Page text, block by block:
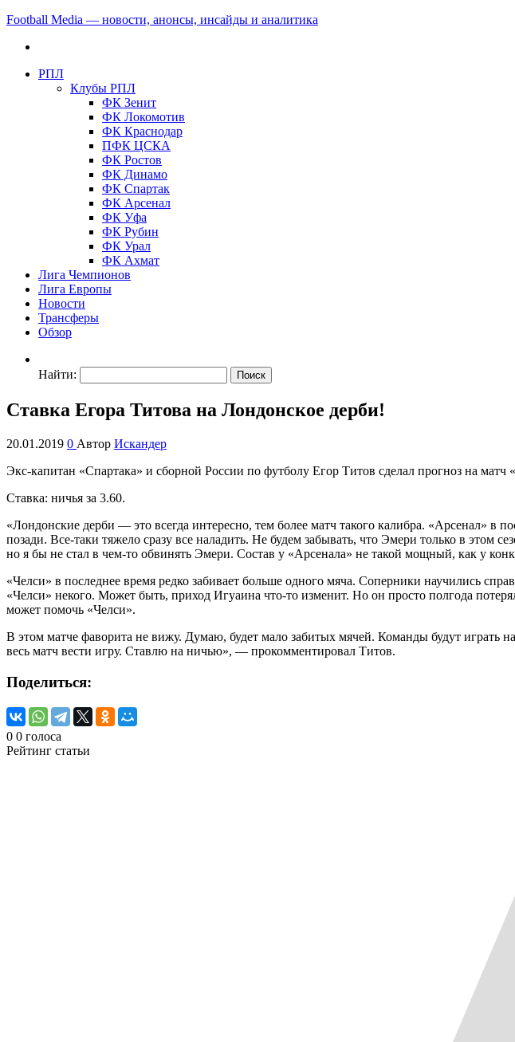
Football Media — новости, анонсы, инсайды и аналитика
РПЛ
Клубы РПЛ
ФК Зенит
ФК Локомотив
ФК Краснодар
ПФК ЦСКА
ФК Ростов
ФК Динамо
ФК Спартак
ФК Арсенал
ФК Уфа
ФК Рубин
ФК Урал
ФК Ахмат
Лига Чемпионов
Лига Европы
Новости
Трансферы
Обзор
Найти:
Ставка Егора Титова на Лондонское дерби!
20.01.2019 0 Автор Искандер
Экс-капитан «Спартака» и сборной России по футболу Егор Титов сделал прогноз на
Ставка: ничья за 3.60.
«Лондонские дерби — это всегда интересно, тем более матч такого калибра. «Арсенал» в
позади. Все-таки тяжело сразу все наладить. Не будем забывать, что Эмери только в этом
но я бы не стал в чем-то обвинять Эмери. Состав у «Арсенала» не такой мощный, как у
«Челси» в последнее время редко забивает больше одного мяча. Соперники научились
«Челси» некого. Может быть, приход Игуаина что-то изменит. Но он просто полгода
может помочь «Челси».
В этом матче фаворита не вижу. Думаю, будет мало забитых мячей. Команды будут играть
весь матч вести игру. Ставлю на ничью», — прокомментировал Титов.
Поделиться:
0 0 голоса
Рейтинг статьи